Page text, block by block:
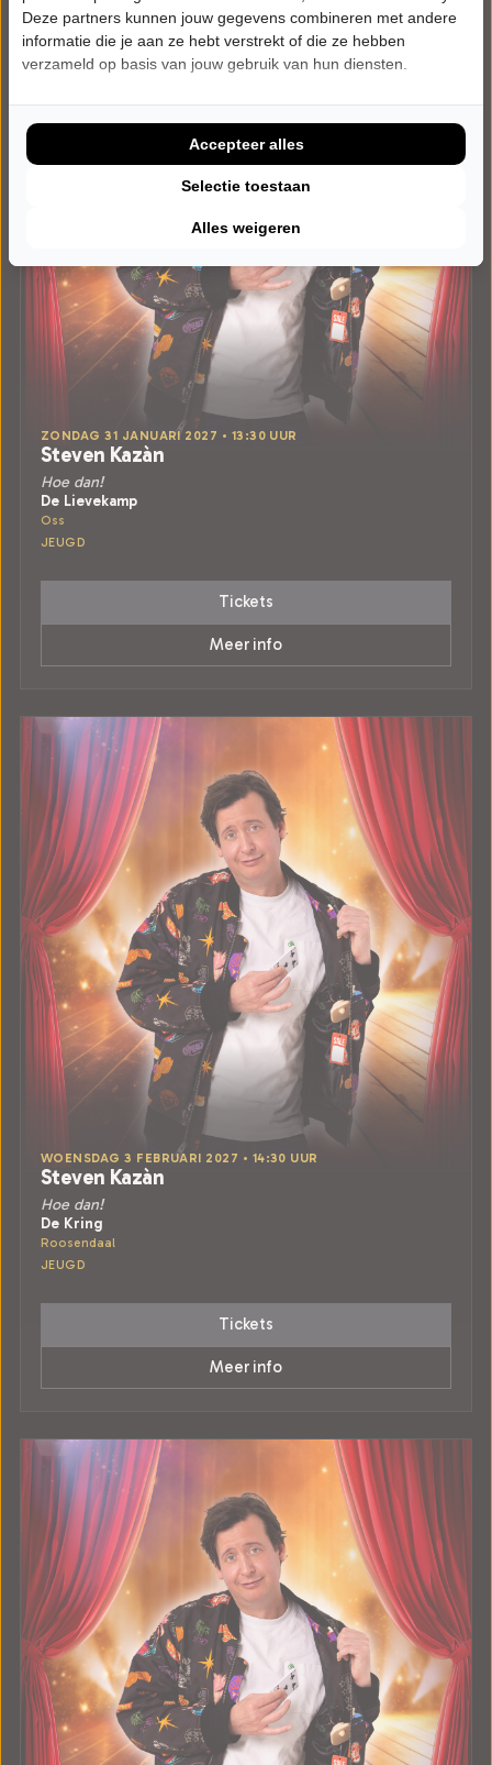
ZONDAG 31 JANUARI 2027 • 13:30 UUR
Steven Kazàn
Hoe dan!
De Lievekamp
Oss
JEUGD
Tickets
Meer info
WOENSDAG 3 FEBRUARI 2027 • 14:30 UUR
Steven Kazàn
Hoe dan!
De Kring
Roosendaal
JEUGD
Tickets
Meer info
Deze partners kunnen jouw gegevens combineren met andere
informatie die je aan ze hebt verstrekt of die ze hebben
verzameld op basis van jouw gebruik van hun diensten.
Alles weigeren
Selectie toestaan
Accepteer alles